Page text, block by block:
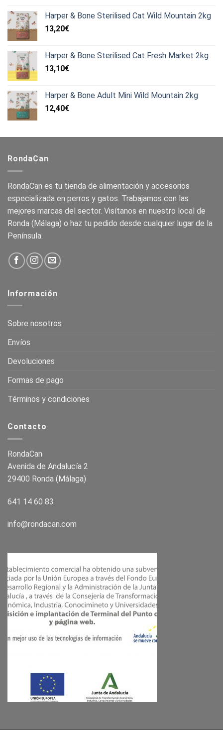
Harper & Bone Sterilised Cat Wild Mountain 2kg
13,20€
Harper & Bone Sterilised Cat Fresh Market 2kg
13,10€
Harper & Bone Adult Mini Wild Mountain 2kg
12,40€
RondaCan
RondaCan es tu tienda de alimentación y accesorios
especializada en perros y gatos. Trabajamos con las
mejores marcas del sector. Visítanos en nuestro local de
Ronda (Málaga) o haz tu pedido desde cualquier lugar de la
Península.
Información
Sobre nosotros
Envíos
Devoluciones
Formas de pago
Términos y condiciones
Contacto
RondaCan
Avenida de Andalucía 2
29400 Ronda (Málaga)
641 14 60 83
info@rondacan.com